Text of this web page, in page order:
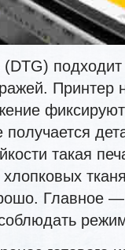
Принтер
такая
Главное —